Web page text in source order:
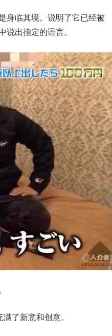
身临其境。说明了它已经被
说出指定的语言。
了新意和创意。